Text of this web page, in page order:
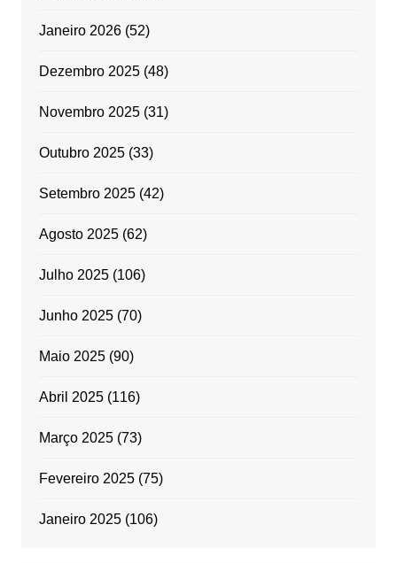
Janeiro 2026(52)
Dezembro 2025(48)
Novembro 2025(31)
Outubro 2025(33)
Setembro 2025(42)
Agosto 2025(62)
Julho 2025(106)
Junho 2025(70)
Maio 2025(90)
Abril 2025(116)
Março 2025(73)
Fevereiro 2025(75)
Janeiro 2025(106)